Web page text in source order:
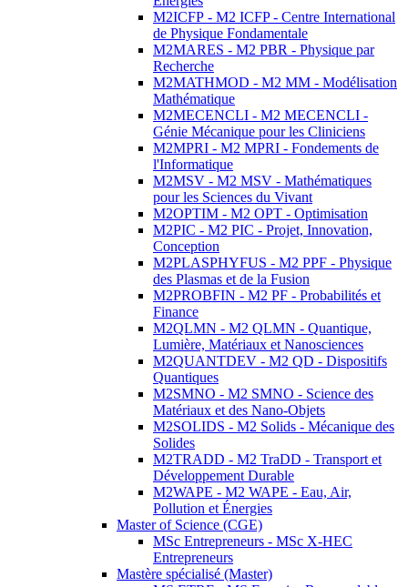
M2ICFP - M2 ICFP - Centre International
de Physique Fondamentale
M2MARES - M2 PBR - Physique par
Recherche
M2MATHMOD - M2 MM - Modélisation
Mathématique
M2MECENCLI - M2 MECENCLI -
Génie Mécanique pour les Cliniciens
M2MPRI - M2 MPRI - Fondements de
l'Informatique
M2MSV - M2 MSV - Mathématiques
pour les Sciences du Vivant
M2OPTIM - M2 OPT - Optimisation
M2PIC - M2 PIC - Projet, Innovation,
Conception
M2PLASPHYFUS - M2 PPF - Physique
des Plasmas et de la Fusion
M2PROBFIN - M2 PF - Probabilités et
Finance
M2QLMN - M2 QLMN - Quantique,
Lumière, Matériaux et Nanosciences
M2QUANTDEV - M2 QD - Dispositifs
Quantiques
M2SMNO - M2 SMNO - Science des
Matériaux et des Nano-Objets
M2SOLIDS - M2 Solids - Mécanique des
Solides
M2TRADD - M2 TraDD - Transport et
Développement Durable
M2WAPE - M2 WAPE - Eau, Air,
Pollution et Énergies
Master of Science (CGE)
MSc Entrepreneurs - MSc X-HEC
Entrepreneurs
Mastère spécialisé (Master)